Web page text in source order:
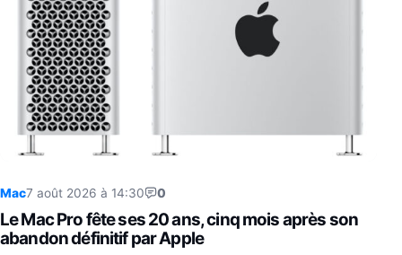
Mac7 août 2026 à 14:30 0
Le Mac Pro fête ses 20 ans, cinq mois après son
abandon définitif par Apple